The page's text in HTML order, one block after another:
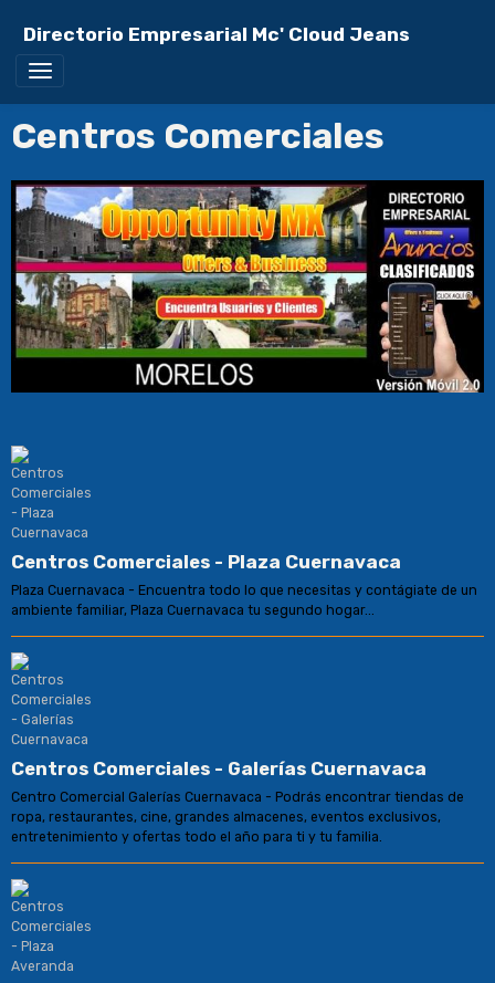
Directorio Empresarial Mc' Cloud Jeans
Centros Comerciales
Centros Comerciales - Plaza Cuernavaca
Plaza Cuernavaca - Encuentra todo lo que necesitas y contágiate de un
ambiente familiar, Plaza Cuernavaca tu segundo hogar...
Centros Comerciales - Galerías Cuernavaca
Centro Comercial Galerías Cuernavaca - Podrás encontrar tiendas de
ropa, restaurantes, cine, grandes almacenes, eventos exclusivos,
entretenimiento y ofertas todo el año para ti y tu familia.